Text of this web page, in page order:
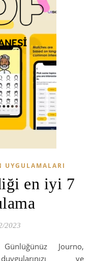
UYGULAMALARI
en iyi 7
2023
Journo,
ve